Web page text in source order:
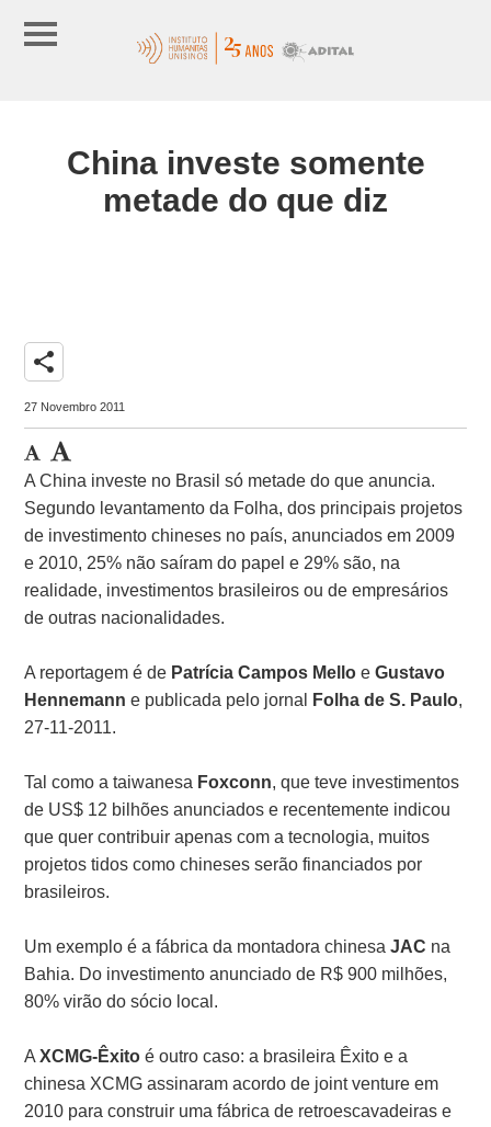
China investe somente
metade do que diz
share
27 Novembro 2011
A China investe no Brasil só metade do que anuncia.
Segundo levantamento da Folha, dos principais projetos
de investimento chineses no país, anunciados em 2009
e 2010, 25% não saíram do papel e 29% são, na
realidade, investimentos brasileiros ou de empresários
de outras nacionalidades.
A reportagem é de Patrícia Campos Mello eGustavo
Hennemann e publicada pelo jornal Folha de S. Paulo,
27-11-2011.
Tal como a taiwanesa Foxconn, que teve investimentos
de US$ 12 bilhões anunciados e recentemente indicou
que quer contribuir apenas com a tecnologia, muitos
projetos tidos como chineses serão financiados por
brasileiros.
Um exemplo é a fábrica da montadora chinesaJAC na
Bahia. Do investimento anunciado de R$ 900 milhões,
80% virão do sócio local.
AXCMG-Êxito é outro caso: a brasileira Êxito e a
chinesa XCMG assinaram acordo de joint venture em
2010 para construir uma fábrica de retroescavadeiras e